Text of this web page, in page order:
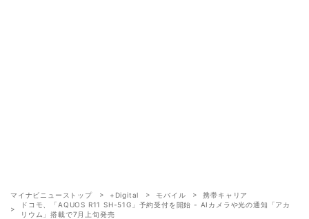
マイナビニューストップ +Digital モバイル
携帯キャリア
ドコモ、「AQUOS R11 SH-51G」予約受付を開始 - AIカメラや光の通知「アカ
リウム」搭載で7月上旬発売